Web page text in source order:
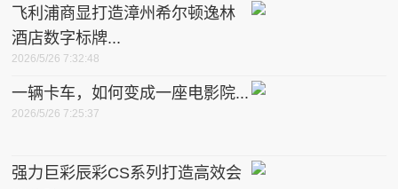
飞利浦商显打造漳州希尔顿逸林
酒店数字标牌...
2026/5/26 7:32:48
一辆卡车，如何变成一座电影院...
2026/5/26 7:25:37
强力巨彩辰彩CS系列打造高效会